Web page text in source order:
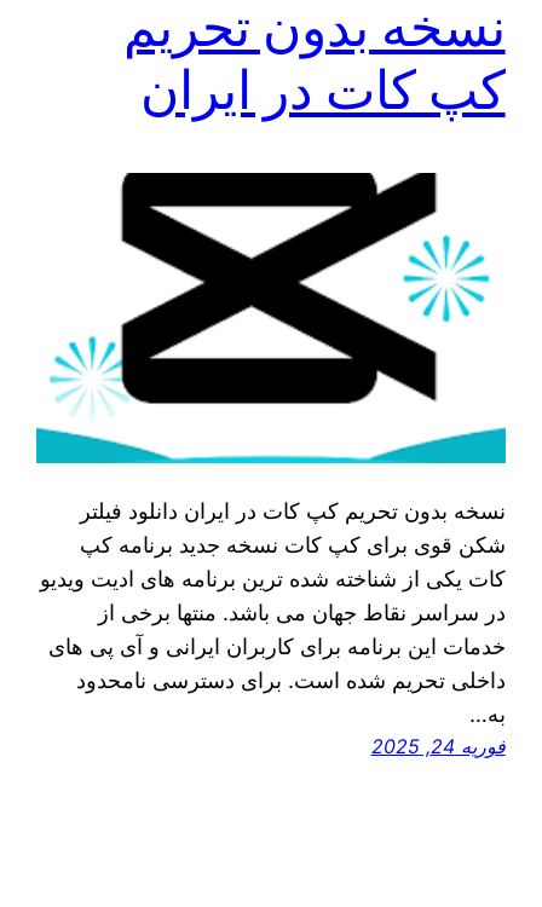
نسخه بدون تحریم
کپ کات در ایران
نسخه بدون تحریم کپ کات در ایران دانلود فیلتر
شکن قوی برای کپ کات نسخه جدید برنامه کپ
کات یکی از شناخته شده‌ ترین برنامه‌ های ادیت ویدیو
در سراسر نقاط جهان می‌ باشد. منتها برخی از
خدمات این برنامه برای کاربران ایرانی و آی‌ پی‌ های
داخلی تحریم شده است. برای دسترسی نامحدود
به…
فوریه 24, 2025